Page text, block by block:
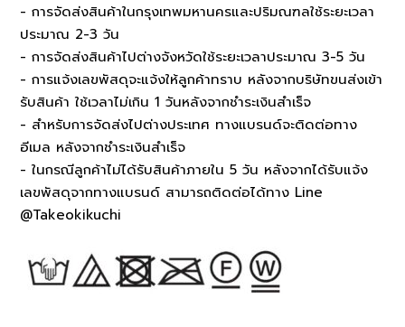
- การจัดส่งสินค้าในกรุงเทพมหานครและปริมณฑลใช้ระยะเวลา
ประมาณ 2-3 วัน
- การจัดส่งสินค้าไปต่างจังหวัดใช้ระยะเวลาประมาณ 3-5 วัน
- การแจ้งเลขพัสดุจะแจ้งให้ลูกค้าทราบ หลังจากบริษัทขนส่งเข้า
รับสินค้า ใช้เวลาไม่เกิน 1 วันหลังจากชำระเงินสำเร็จ
- สำหรับการจัดส่งไปต่างประเทศ ทางแบรนด์จะติดต่อทาง
อีเมล หลังจากชำระเงินสำเร็จ
- ในกรณีลูกค้าไม่ได้รับสินค้าภายใน 5 วัน หลังจากได้รับแจ้ง
เลขพัสดุจากทางแบรนด์ สามารถติดต่อได้ทาง Line
@Takeokikuchi